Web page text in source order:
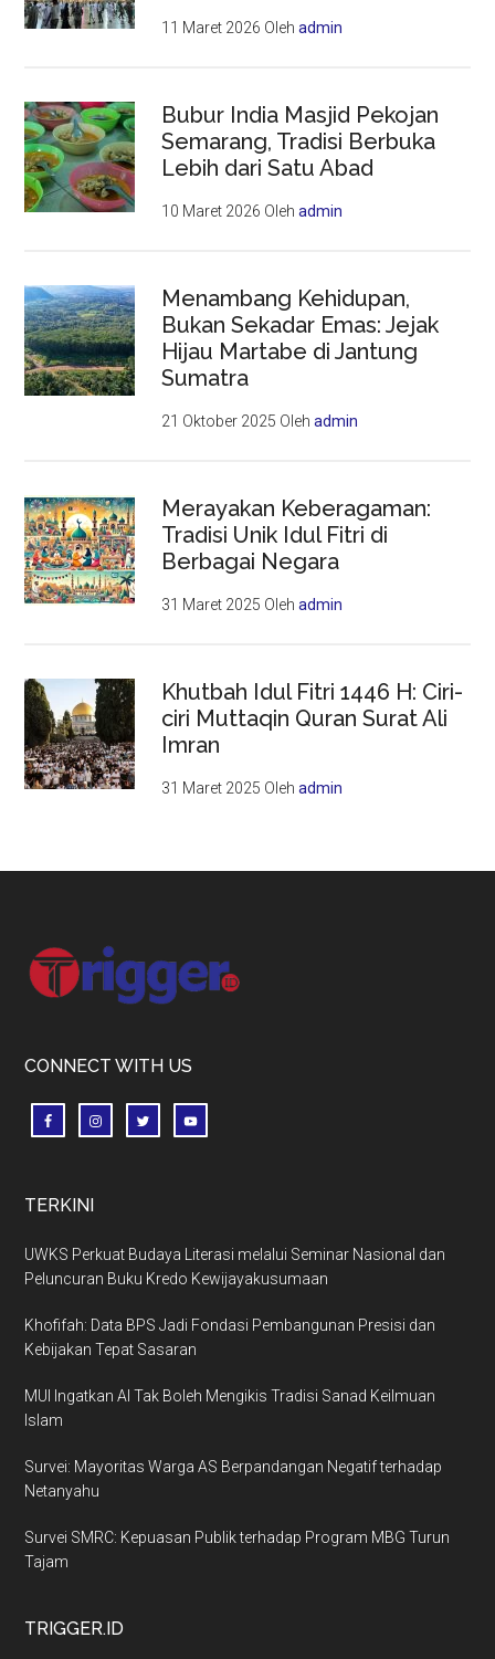
11 Maret 2026 Olehadmin
Bubur India Masjid Pekojan
Semarang, Tradisi Berbuka
Lebih dari Satu Abad
10 Maret 2026 Olehadmin
Menambang Kehidupan,
Bukan Sekadar Emas: Jejak
Hijau Martabe di Jantung
Sumatra
21 Oktober 2025 Olehadmin
Merayakan Keberagaman:
Tradisi Unik Idul Fitri di
Berbagai Negara
31 Maret 2025 Olehadmin
Khutbah Idul Fitri 1446 H: Ciri-
ciri Muttaqin Quran Surat Ali
Imran
31 Maret 2025 Olehadmin
Footer
CONNECT WITH US
TERKINI
UWKS Perkuat Budaya Literasi melalui Seminar Nasional dan
Peluncuran Buku Kredo Kewijayakusumaan
Khofifah: Data BPS Jadi Fondasi Pembangunan Presisi dan
Kebijakan Tepat Sasaran
MUI Ingatkan AI Tak Boleh Mengikis Tradisi Sanad Keilmuan
Islam
Survei: Mayoritas Warga AS Berpandangan Negatif terhadap
Netanyahu
Survei SMRC: Kepuasan Publik terhadap Program MBG Turun
Tajam
TRIGGER.ID